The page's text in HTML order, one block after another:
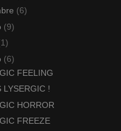
(6)
(9)
(6)
FEELING
LYSERGIC !
HORROR
FREEZE